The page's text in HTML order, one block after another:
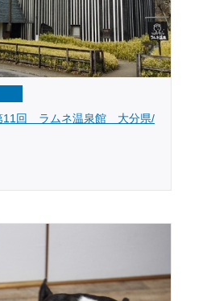
11回 ラムネ温泉館 大分県/